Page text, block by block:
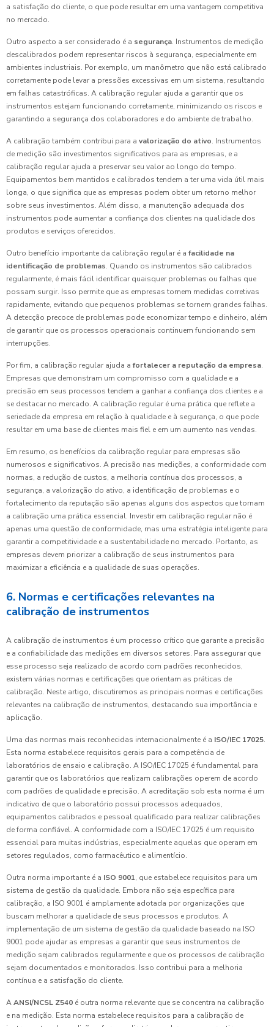
a satisfação do cliente, o que pode resultar em uma vantagem competitiva
no mercado.
Outro aspecto a ser considerado é a segurança. Instrumentos de medição
descalibrados podem representar riscos à segurança, especialmente em
ambientes industriais. Por exemplo, um manômetro que não está calibrado
corretamente pode levar a pressões excessivas em um sistema, resultando
em falhas catastróficas. A calibração regular ajuda a garantir que os
instrumentos estejam funcionando corretamente, minimizando os riscos e
garantindo a segurança dos colaboradores e do ambiente de trabalho.
A calibração também contribui para a valorização do ativo. Instrumentos
de medição são investimentos significativos para as empresas, e a
calibração regular ajuda a preservar seu valor ao longo do tempo.
Equipamentos bem mantidos e calibrados tendem a ter uma vida útil mais
longa, o que significa que as empresas podem obter um retorno melhor
sobre seus investimentos. Além disso, a manutenção adequada dos
instrumentos pode aumentar a confiança dos clientes na qualidade dos
produtos e serviços oferecidos.
Outro benefício importante da calibração regular é a facilidade na
identificação de problemas. Quando os instrumentos são calibrados
regularmente, é mais fácil identificar quaisquer problemas ou falhas que
possam surgir. Isso permite que as empresas tomem medidas corretivas
rapidamente, evitando que pequenos problemas se tornem grandes falhas.
A detecção precoce de problemas pode economizar tempo e dinheiro, além
de garantir que os processos operacionais continuem funcionando sem
interrupções.
Por fim, a calibração regular ajuda a fortalecer a reputação da empresa.
Empresas que demonstram um compromisso com a qualidade e a
precisão em seus processos tendem a ganhar a confiança dos clientes e a
se destacar no mercado. A calibração regular é uma prática que reflete a
seriedade da empresa em relação à qualidade e à segurança, o que pode
resultar em uma base de clientes mais fiel e em um aumento nas vendas.
Em resumo, os benefícios da calibração regular para empresas são
numerosos e significativos. A precisão nas medições, a conformidade com
normas, a redução de custos, a melhoria contínua dos processos, a
segurança, a valorização do ativo, a identificação de problemas e o
fortalecimento da reputação são apenas alguns dos aspectos que tornam
a calibração uma prática essencial. Investir em calibração regular não é
apenas uma questão de conformidade, mas uma estratégia inteligente para
garantir a competitividade e a sustentabilidade no mercado. Portanto, as
empresas devem priorizar a calibração de seus instrumentos para
maximizar a eficiência e a qualidade de suas operações.
6. Normas e certificações relevantes na
calibração de instrumentos
A calibração de instrumentos é um processo crítico que garante a precisão
e a confiabilidade das medições em diversos setores. Para assegurar que
esse processo seja realizado de acordo com padrões reconhecidos,
existem várias normas e certificações que orientam as práticas de
calibração. Neste artigo, discutiremos as principais normas e certificações
relevantes na calibração de instrumentos, destacando sua importância e
aplicação.
Uma das normas mais reconhecidas internacionalmente é a ISO/IEC 17025.
Esta norma estabelece requisitos gerais para a competência de
laboratórios de ensaio e calibração. A ISO/IEC 17025 é fundamental para
garantir que os laboratórios que realizam calibrações operem de acordo
com padrões de qualidade e precisão. A acreditação sob esta norma é um
indicativo de que o laboratório possui processos adequados,
equipamentos calibrados e pessoal qualificado para realizar calibrações
de forma confiável. A conformidade com a ISO/IEC 17025 é um requisito
essencial para muitas indústrias, especialmente aquelas que operam em
setores regulados, como farmacêutico e alimentício.
Outra norma importante é a ISO 9001, que estabelece requisitos para um
sistema de gestão da qualidade. Embora não seja específica para
calibração, a ISO 9001 é amplamente adotada por organizações que
buscam melhorar a qualidade de seus processos e produtos. A
implementação de um sistema de gestão da qualidade baseado na ISO
9001 pode ajudar as empresas a garantir que seus instrumentos de
medição sejam calibrados regularmente e que os processos de calibração
sejam documentados e monitorados. Isso contribui para a melhoria
contínua e a satisfação do cliente.
AANSI/NCSL Z540 é outra norma relevante que se concentra na calibração
e na medição. Esta norma estabelece requisitos para a calibração de